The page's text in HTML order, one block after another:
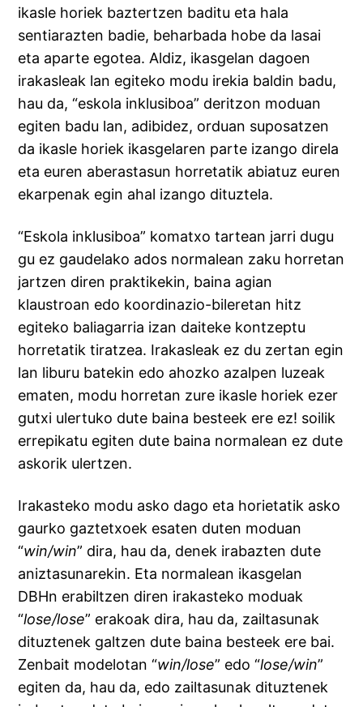
ikasle horiek baztertzen baditu eta hala
sentiarazten badie, beharbada hobe da lasai
eta aparte egotea. Aldiz, ikasgelan dagoen
irakasleak lan egiteko modu irekia baldin badu,
hau da, “eskola inklusiboa” deritzon moduan
egiten badu lan, adibidez, orduan suposatzen
da ikasle horiek ikasgelaren parte izango direla
eta euren aberastasun horretatik abiatuz euren
ekarpenak egin ahal izango dituztela.
“Eskola inklusiboa” komatxo tartean jarri dugu
gu ez gaudelako ados normalean zaku horretan
jartzen diren praktikekin, baina agian
klaustroan edo koordinazio-bileretan hitz
egiteko baliagarria izan daiteke kontzeptu
horretatik tiratzea. Irakasleak ez du zertan egin
lan liburu batekin edo ahozko azalpen luzeak
ematen, modu horretan zure ikasle horiek ezer
gutxi ulertuko dute baina besteek ere ez! soilik
errepikatu egiten dute baina normalean ez dute
askorik ulertzen.
Irakasteko modu asko dago eta horietatik asko
gaurko gaztetxoek esaten duten moduan
“win/win” dira, hau da, denek irabazten dute
aniztasunarekin. Eta normalean ikasgelan
DBHn erabiltzen diren irakasteko moduak
“lose/lose” erakoak dira, hau da, zailtasunak
dituztenek galtzen dute baina besteek ere bai.
Zenbait modelotan “win/lose” edo “lose/win”
egiten da, hau da, edo zailtasunak dituztenek